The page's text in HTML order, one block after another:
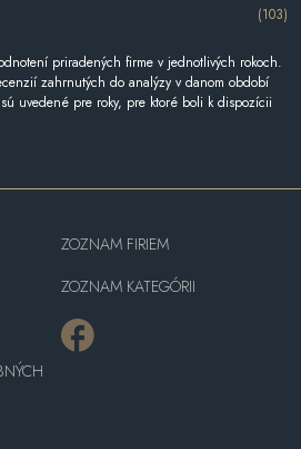
(103)
priradených firme v jednotlivých rokoch.
zahrnutých do analýzy v danom období
uvedené pre roky, pre ktoré boli k dispozícii
ZOZNAM FIRIEM
ZOZNAM KATEGÓRII